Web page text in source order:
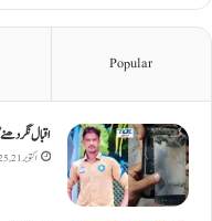
Popular
اقبال نگر
اکتوبر 21, 2025